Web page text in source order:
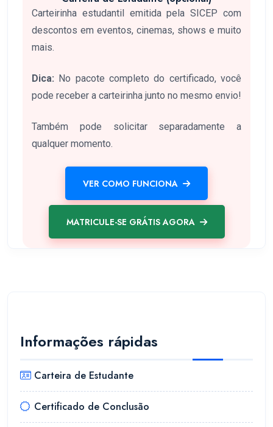
Carteirinha estudantil emitida pela SICEP com
descontos em eventos, cinemas, shows e muito
mais.
Dica: No pacote completo do certificado, você
pode receber a carteirinha junto no mesmo envio!
Também pode solicitar separadamente a
qualquer momento.
VER COMO FUNCIONA
MATRICULE-SE GRÁTIS AGORA
Informações rápidas
Carteira de Estudante
Certificado de Conclusão